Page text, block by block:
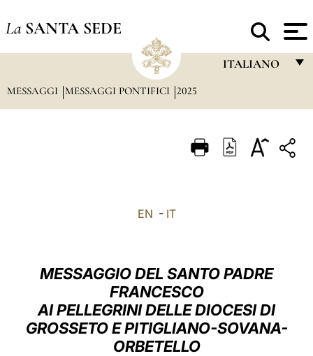
La SANTA SEDE
ITALIANO
ITALIANO
العربيّة
中文
LATINE
MESSAGGI MESSAGGI PONTIFICI 2025
EN - IT
MESSAGGIO DEL SANTO PADRE
FRANCESCO
AI PELLEGRINI DELLE DIOCESI DI
GROSSETO E PITIGLIANO-SOVANA-
ORBETELLO